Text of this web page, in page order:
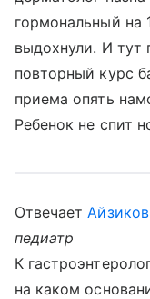
гормональный на
выдохнули. И тут
повторный курс
приема опять
Ребенок не спит
Отвечает
педиатр
К
на каком